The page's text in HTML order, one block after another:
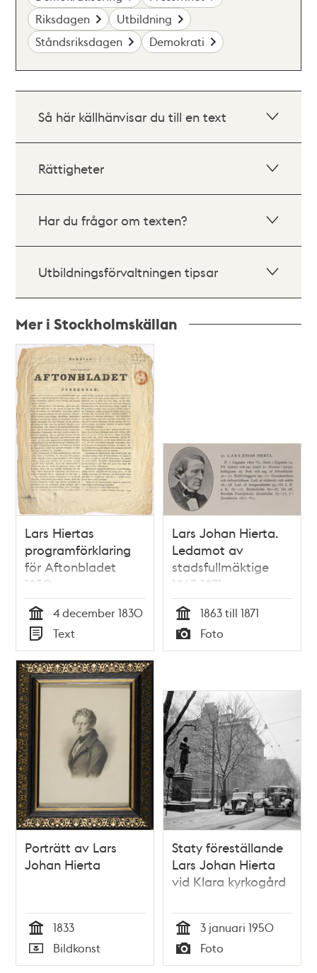
Riksdagen
Utbildning
Ståndsriksdagen
Demokrati
Så här källhänvisar du till en text
Rättigheter
Har du frågor om texten?
Utbildningsförvaltningen tipsar
Mer i Stockholmskällan
Relaterade
poster
och
teman
Lars Hiertas
programförklaring
för Aftonbladet
1830
Tid
4 december 1830
Typ
Text
Lars Johan Hierta.
Ledamot av
stadsfullmäktige
1863-1871
Tid
1863 till 1871
Typ
Foto
Porträtt av Lars
Johan Hierta
Tid
1833
Typ
Bildkonst
Staty föreställande
Lars Johan Hierta
vid Klara kyrkogård
Tid
3 januari 1950
Typ
Foto